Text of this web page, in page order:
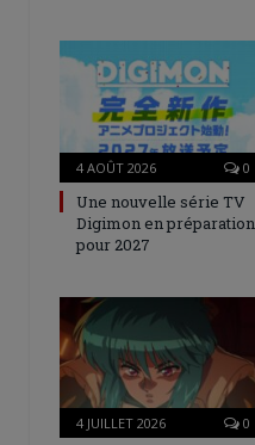
4 AOÛT 2026 0
Une nouvelle série TV
Digimon en préparation
pour 2027
4 JUILLET 2026 0